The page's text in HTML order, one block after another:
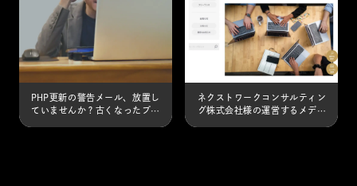
PHP更新の警告メール、放置し
ていませんか？古くなったプロ
ネクストワークコンサルティン
グ株式会社様の運営するメディ